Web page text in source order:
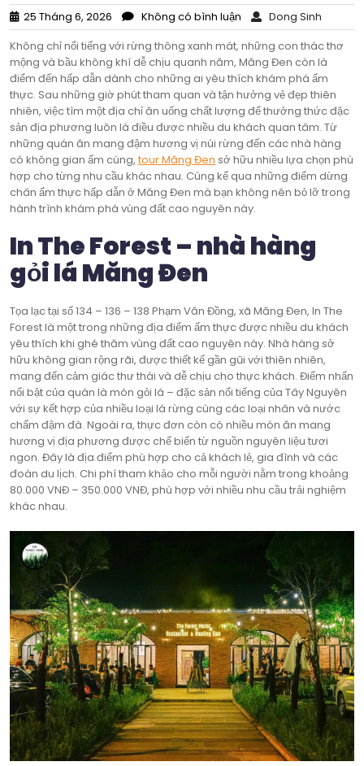
25 Tháng 6, 2026 Không có bình luận
Dong Sinh
Không chỉ nổi tiếng với rừng thông xanh mát, những con thác thơ
mộng và bầu không khí dễ chịu quanh năm, Măng Đen còn là
điểm đến hấp dẫn dành cho những ai yêu thích khám phá ẩm
thực. Sau những giờ phút tham quan và tận hưởng vẻ đẹp thiên
nhiên, việc tìm một địa chỉ ăn uống chất lượng để thưởng thức đặc
sản địa phương luôn là điều được nhiều du khách quan tâm. Từ
những quán ăn mang đậm hương vị núi rừng đến các nhà hàng
có không gian ấm cúng,tour Măng Đen sở hữu nhiều lựa chọn phù
hợp cho từng nhu cầu khác nhau. Cùng kể qua những điểm dừng
chân ẩm thực hấp dẫn ở Măng Đen mà bạn không nên bỏ lỡ trong
hành trình khám phá vùng đất cao nguyên này.
In The Forest – nhà hàng
gỏi lá Măng Đen
Tọa lạc tại số 134 – 136 – 138 Phạm Văn Đồng, xã Măng Đen, In The
Forest là một trong những địa điểm ẩm thực được nhiều du khách
yêu thích khi ghé thăm vùng đất cao nguyên này. Nhà hàng sở
hữu không gian rộng rãi, được thiết kế gần gũi với thiên nhiên,
mang đến cảm giác thư thái và dễ chịu cho thực khách. Điểm nhấn
nổi bật của quán là món gỏi lá – đặc sản nổi tiếng của Tây Nguyên
với sự kết hợp của nhiều loại lá rừng cùng các loại nhân và nước
chấm đậm đà. Ngoài ra, thực đơn còn có nhiều món ăn mang
hương vị địa phương được chế biến từ nguồn nguyên liệu tươi
ngon. Đây là địa điểm phù hợp cho cả khách lẻ, gia đình và các
đoàn du lịch. Chi phí tham khảo cho mỗi người nằm trong khoảng
80.000 VNĐ – 350.000 VNĐ, phù hợp với nhiều nhu cầu trải nghiệm
khác nhau.